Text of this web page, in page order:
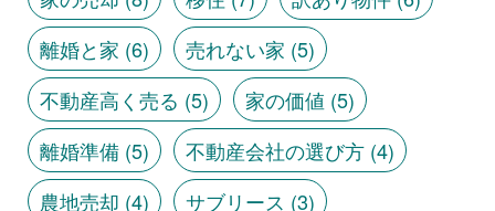
離婚と家 (6) 売れない家 (5)
不動産高く売る (5) 家の価値 (5)
離婚準備(5) 不動産会社の選び方(4)
農地売却 (4) サブリース (3)